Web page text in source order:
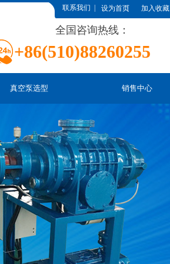
联系我们 | |
设为首页 加入收藏
全国咨询热线：
+86(510)88260255
真空泵选型 销售中心